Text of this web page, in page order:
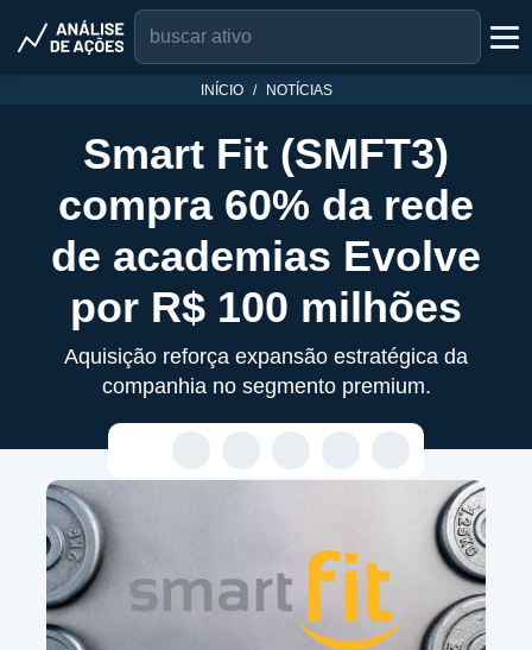
INÍCIO NOTÍCIAS
Smart Fit (SMFT3)
compra 60% da rede
de academias Evolve
por R$ 100 milhões
Aquisição reforça expansão estratégica da
companhia no segmento premium.